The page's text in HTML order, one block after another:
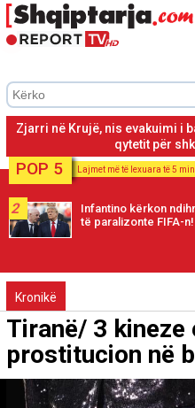
Zjarri në Krujë, banorët
shkak të
POP 5 Lajmet më të lexuara të 5
2
Infantino kërkon
të paralizonte FIFA-
Kronikë
Tiranë/ 3 kineze
prostitucion në